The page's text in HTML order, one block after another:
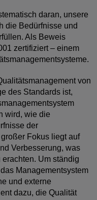
daran, unsere
die Bedürfnisse und
Als Beweis
zertifiziert – einem
von
des Standards ist,
wird, wie die
der
Fokus liegt auf
Verbesserung, was
Um ständig
Managementsystem
und externe
dazu, die Qualität